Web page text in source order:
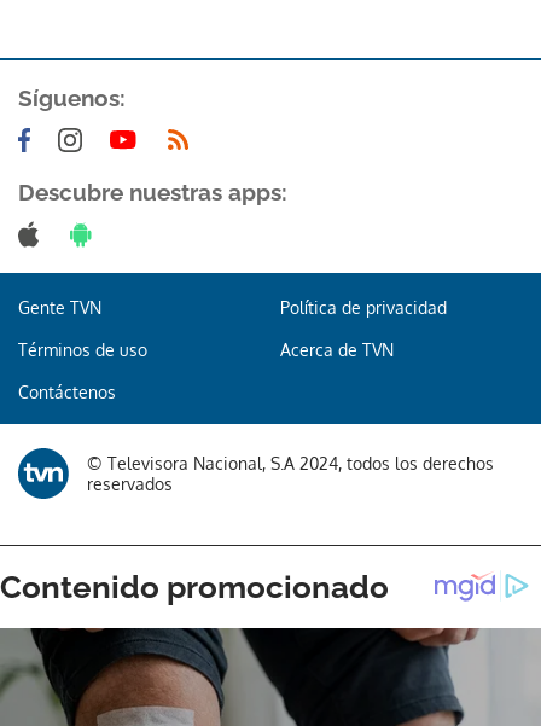
Síguenos:
Descubre nuestras apps:
Gente TVN Política de privacidad
Términos de uso Acerca de TVN
Contáctenos
© Televisora Nacional, S.A 2024, todos los derechos
reservados